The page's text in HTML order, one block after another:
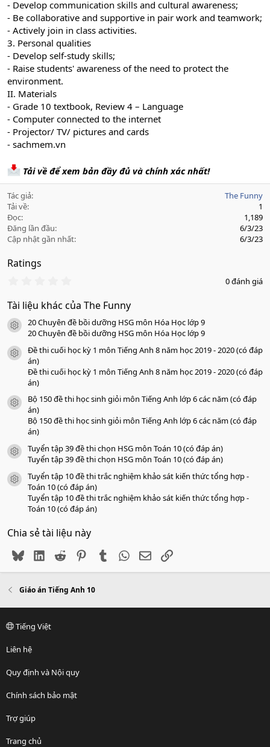
- Develop communication skills and cultural awareness;
- Be collaborative and supportive in pair work and teamwork;
- Actively join in class activities.
3. Personal qualities
- Develop self-study skills;
- Raise students' awareness of the need to protect the
environment.
II. Materials
- Grade 10 textbook, Review 4 – Language
- Computer connected to the internet
- Projector/ TV/ pictures and cards
- sachmem.vn
Tải về để xem bản đầy đủ và chính xác nhất!
Tác giả
The Funny
Tải về
1
Đọc
1,189
Đăng lần đầu
6/3/23
Cập nhật gần nhất
6/3/23
Ratings
0
0
s
a
o
0 đánh giá
Tài liệu khác của The Funny
icon tài liệu
20 Chuyên đề bồi dưỡng HSG môn Hóa Học lớp 9
20 Chuyên đề bồi dưỡng HSG môn Hóa Học lớp 9
icon tài liệu
Đề thi cuối học kỳ 1 môn Tiếng Anh 8 năm học 2019 - 2020 (có đáp
án)
Đề thi cuối học kỳ 1 môn Tiếng Anh 8 năm học 2019 - 2020 (có đáp
án)
icon tài liệu
Bộ 150 đề thi học sinh giỏi môn Tiếng Anh lớp 6 các năm (có đáp
án)
Bộ 150 đề thi học sinh giỏi môn Tiếng Anh lớp 6 các năm (có đáp
án)
icon tài liệu
Tuyển tập 39 đề thi chọn HSG môn Toán 10 (có đáp án)
Tuyển tập 39 đề thi chọn HSG môn Toán 10 (có đáp án)
icon tài liệu
Tuyển tập 10 đề thi trắc nghiệm khảo sát kiến thức tổng hợp -
Toán 10 (có đáp án)
Tuyển tập 10 đề thi trắc nghiệm khảo sát kiến thức tổng hợp -
Toán 10 (có đáp án)
Chia sẻ tài liệu này
BlueskyLinkedIn
Reddit PinterestTumblr WhatsApp
EmailLink
Giáo án Tiếng Anh 10
Tiếng Việt
Liên hệ
Quy định và Nội quy
Chính sách bảo mật
Trợ giúp
Trang chủ